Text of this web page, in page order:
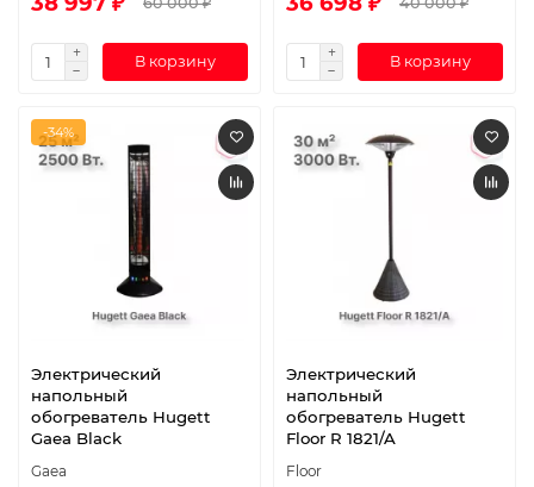
В корзину В корзину
-34%
Электрический
напольный
обогреватель Hugett
Gaea Black
Gaea
Электрический
напольный
обогреватель Hugett
Floor R 1821/A
Floor